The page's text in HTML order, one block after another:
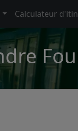
Calculateur